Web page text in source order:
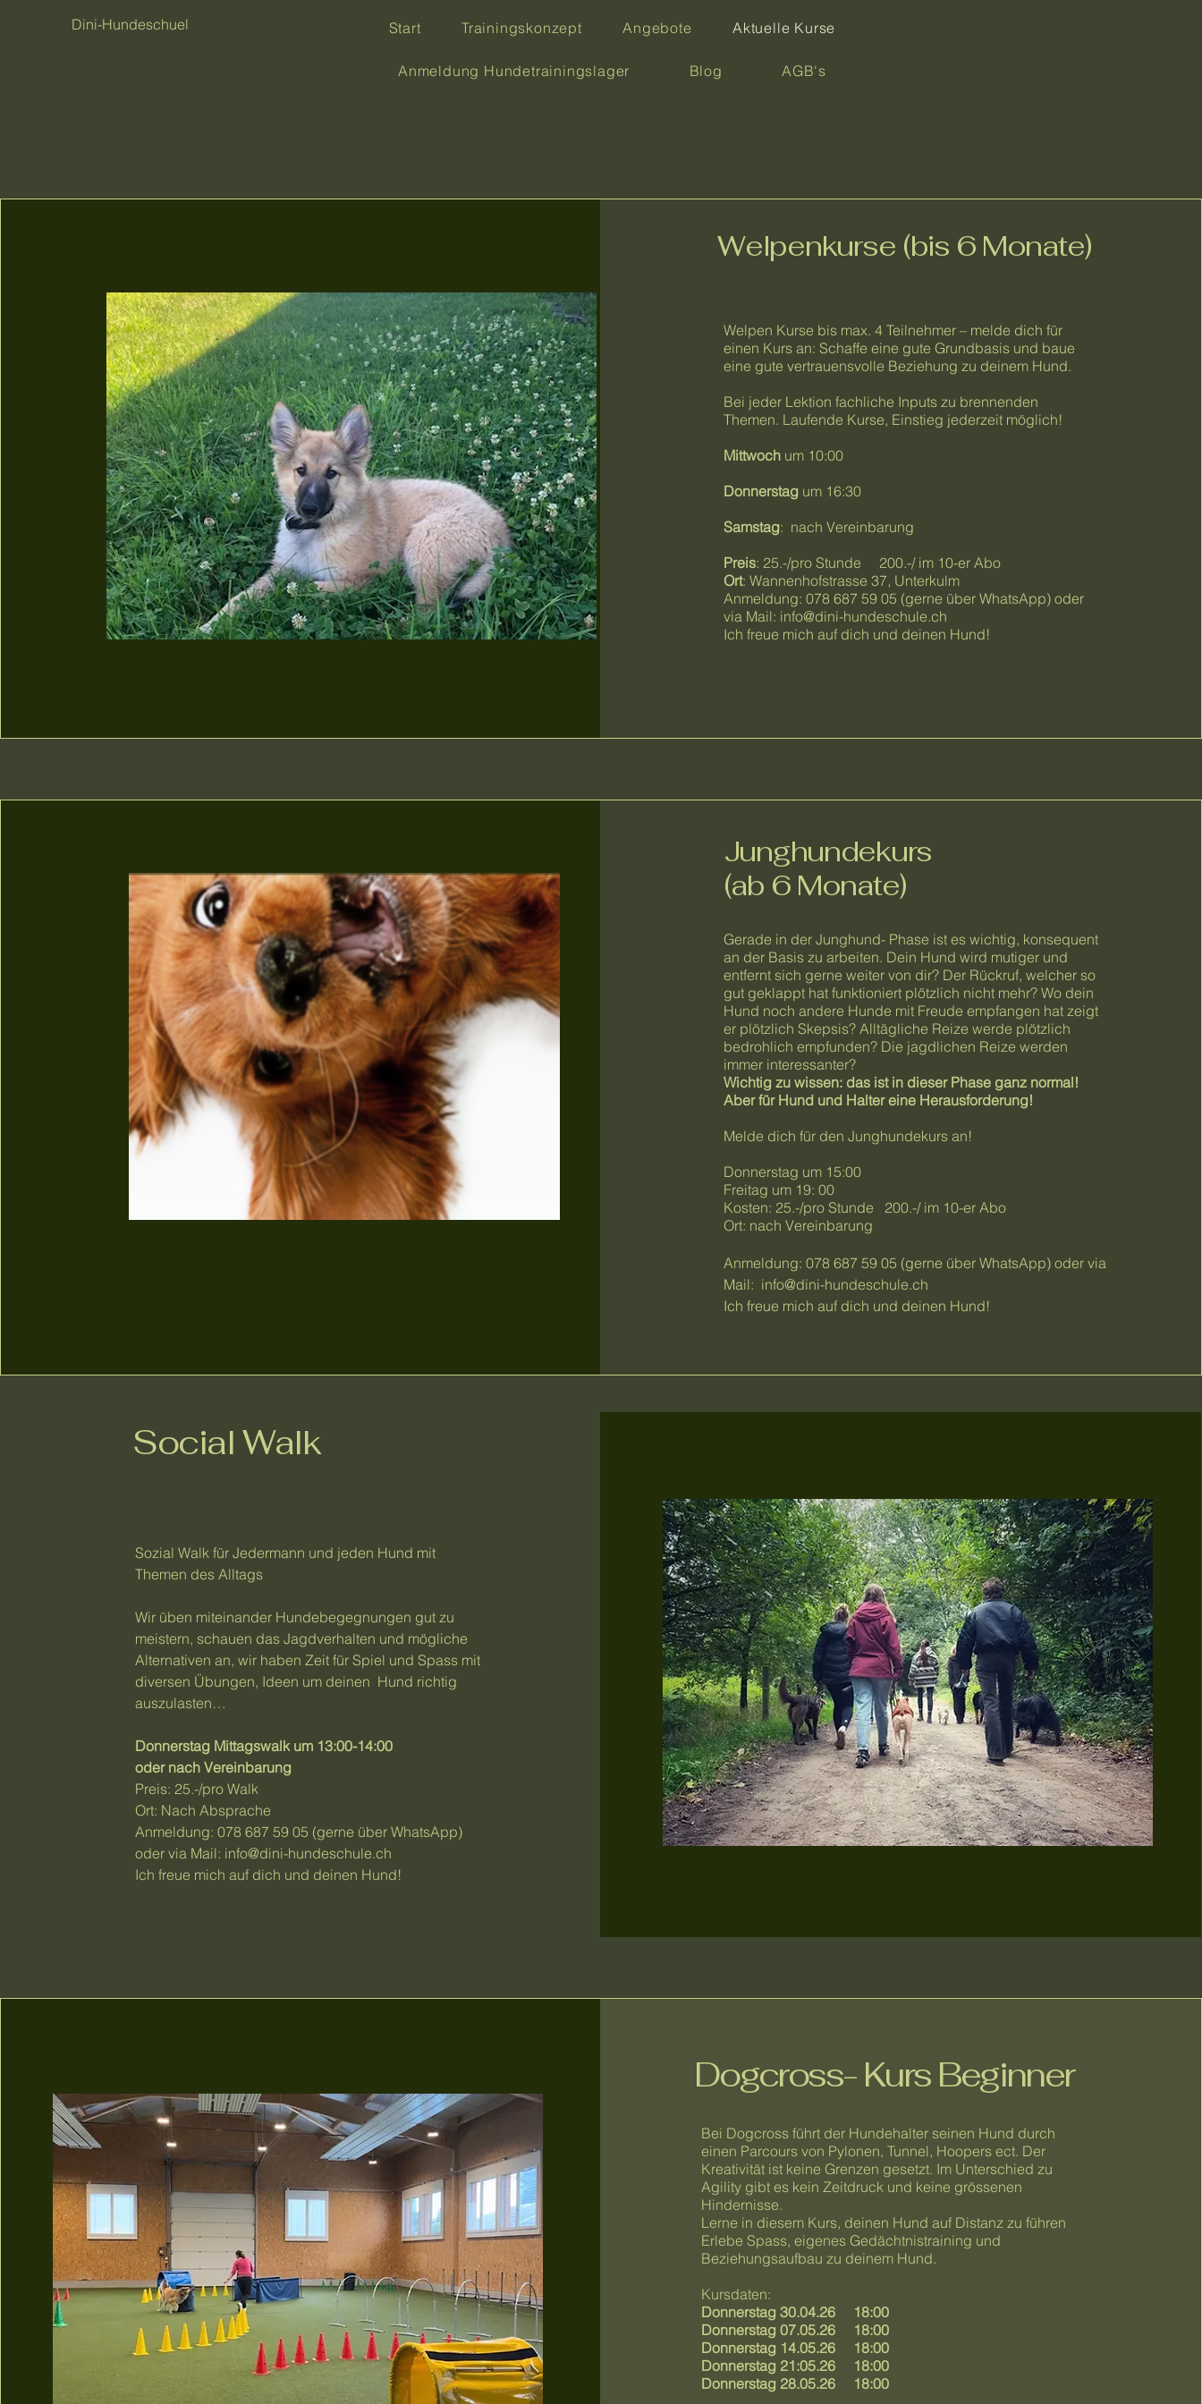
Dini-Hundeschuel Start Trainingskonzept Angebote Aktuelle Kurse
Anmeldung Hundetrainingslager Blog AGB's
Welpenkurse (bis 6 Monate)
Welpen Kurse bis max. 4 Teilnehmer – melde dich für
einen Kurs an: Schaffe eine gute Grundbasis und baue
eine gute vertrauensvolle Beziehung zu deinem Hund.
Bei jeder Lektion fachliche Inputs zu brennenden
Themen. Laufende Kurse, Einstieg jederzeit möglich!
Mittwochum 10:00
Donnerstagum 16:30
Samstag: nach Vereinbarung
Preis: 25.-/pro Stunde 200.-/ im 10-er Abo
Ort: Wannenhofstrasse 37, Unterkulm
Anmeldung: 078 687 59 05 (gerne über WhatsApp) oder
via Mail: info@dini-hundeschule.ch
Ich freue mich auf dich und deinen Hund!
Junghundekurs
(ab 6 Monate)
Gerade in der Junghund- Phase ist es wichtig, konsequent
an der Basis zu arbeiten. Dein Hund wird mutiger und
entfernt sich gerne weiter von dir? Der Rückruf, welcher so
gut geklappt hat funktioniert plötzlich nicht mehr? Wo dein
Hund noch andere Hunde mit Freude empfangen hat zeigt
er plötzlich Skepsis? Alltägliche Reize werde plötzlich
bedrohlich empfunden? Die jagdlichen Reize werden
immer interessanter?
Wichtig zu wissen: das ist in dieser Phase ganz normal!
Aber für Hund und Halter eine Herausforderung!
Melde dich für den Junghundekurs an!
Donnerstag um 15:00
Freitag um 19: 00
Kosten: 25.-/pro Stunde 200.-/ im 10-er Abo
Ort: nach Vereinbarung
Anmeldung: 078 687 59 05 (gerne über WhatsApp) oder via
Mail: info@dini-hundeschule.ch
Ich freue mich auf dich und deinen Hund!
Social Walk
Sozial Walk für Jedermann und jeden Hund mit
Themen des Alltags
Wir üben miteinander Hundebegegnungen gut zu
meistern, schauen das Jagdverhalten und mögliche
Alternativen an, wir haben Zeit für Spiel und Spass mit
diversen Übungen, Ideen um deinen Hund richtig
auszulasten…
Donnerstag Mittagswalk um 13:00-14:00
oder nach Vereinbarung
Preis: 25.-/pro Walk
Ort: Nach Absprache
Anmeldung: 078 687 59 05 (gerne über WhatsApp)
oder via Mail: info@dini-hundeschule.ch
Ich freue mich auf dich und deinen Hund!
Bei Dogcross führt der Hundehalter seinen Hund durch
einen Parcours von Pylonen, Tunnel, Hoopers ect. Der
Kreativität ist keine Grenzen gesetzt. Im Unterschied zu
Agility gibt es kein Zeitdruck und keine grössenen
Hindernisse.
Lerne in diesem Kurs, deinen Hund auf Distanz zu führen
Erlebe Spass, eigenes Gedächtnistraining und
Beziehungsaufbau zu deinem Hund.
Kursdaten:
Donnerstag 30.04.26 18:00
Donnerstag 07.05.26 18:00
Donnerstag 14.05.26 18:00
Donnerstag 21:05.26 18:00
Donnerstag 28.05.26 18:00
Dogcross- Kurs Beginner